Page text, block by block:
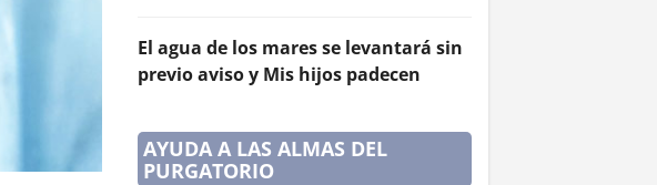
El agua de los mares se levantará sin
previo aviso y Mis hijos padecen
AYUDA A LAS ALMAS DEL
PURGATORIO